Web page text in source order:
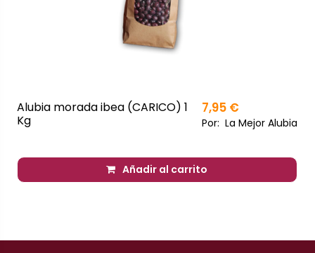
Alubia morada ibea (CARICO) 1
Kg
7,95 €
Por: La Mejor Alubia
Añadir al carrito